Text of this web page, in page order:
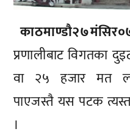
प्रणालीबाट विगतका
वा २५ हजार मत
पाएजस्तै यस पटक
।